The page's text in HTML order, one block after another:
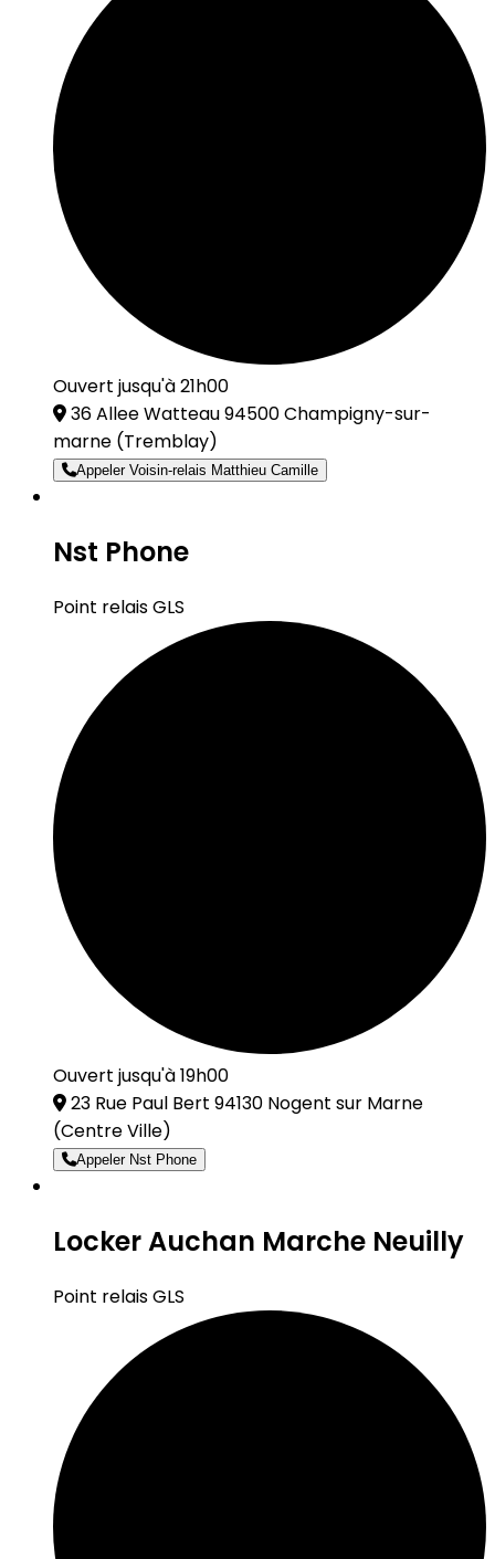
Ouvert jusqu'à 21h00
36 Allee Watteau 94500 Champigny-sur-
marne (Tremblay)
Appeler Voisin-relais Matthieu Camille
Nst Phone
Point relais GLS
Ouvert jusqu'à 19h00
23 Rue Paul Bert 94130 Nogent sur Marne
(Centre Ville)
Appeler Nst Phone
Locker Auchan Marche Neuilly
Point relais GLS